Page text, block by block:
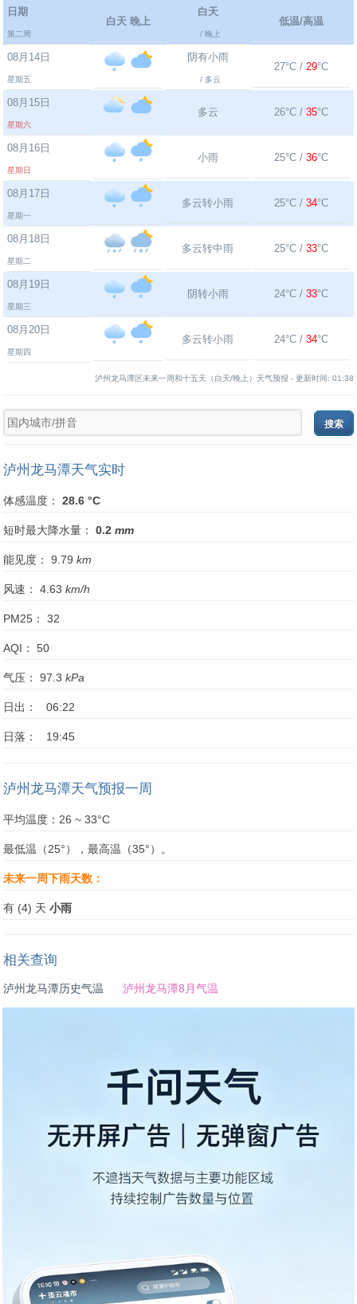
日期
第二周
白天 晚上
白天
/ 晚上
低温/高温
08月14日
星期五
阴有小雨
/ 多云
27°C / 29°C
08月15日
星期六
多云 26°C / 35°C
08月16日
星期日
小雨 25°C / 36°C
08月17日
星期一
多云转小雨 25°C / 34°C
08月18日
星期二
多云转中雨 25°C / 33°C
08月19日
星期三
阴转小雨 24°C / 33°C
08月20日
星期四
多云转小雨 24°C / 34°C
泸州龙马潭区未来一周和十五天（白天/晚上）天气预报 - 更新时间: 01:38
泸州龙马潭天气实时
体感温度： 28.6 °C
短时最大降水量： 0.2 mm
能见度： 9.79 km
风速： 4.63 km/h
PM25： 32
AQI： 50
气压： 97.3 kPa
日出： 06:22
日落： 19:45
泸州龙马潭天气预报一周
平均温度：26 ~ 33°C
最低温（25°），最高温（35°）。
未来一周下雨天数：
有 (4) 天 小雨
相关查询
泸州龙马潭历史气温 泸州龙马潭8月气温